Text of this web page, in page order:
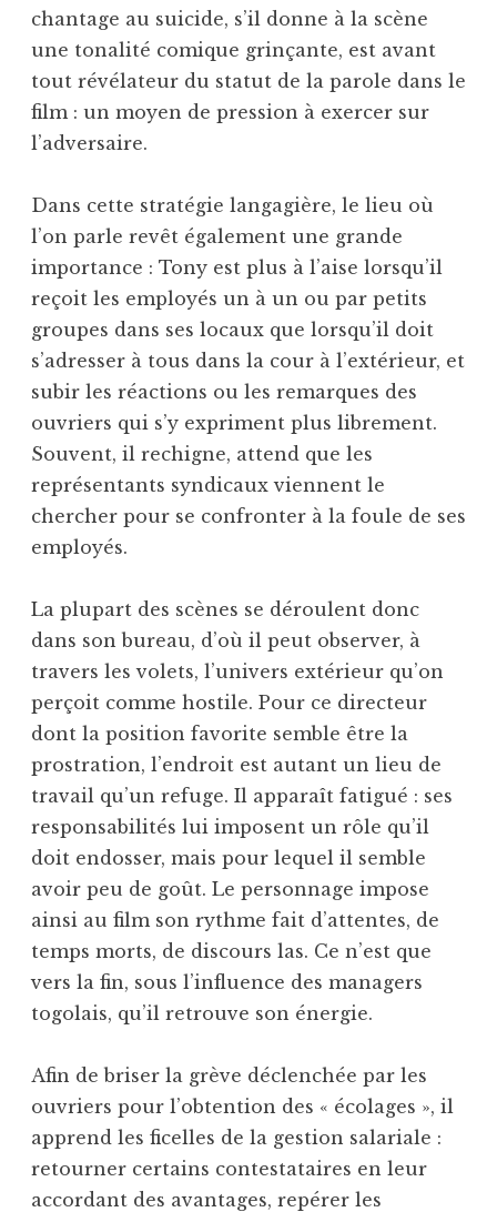
chantage au suicide, s’il donne à la scène
une tonalité comique grinçante, est avant
tout révélateur du statut de la parole dans le
film : un moyen de pression à exercer sur
l’adversaire.
Dans cette stratégie langagière, le lieu où
l’on parle revêt également une grande
importance : Tony est plus à l’aise lorsqu’il
reçoit les employés un à un ou par petits
groupes dans ses locaux que lorsqu’il doit
s’adresser à tous dans la cour à l’extérieur, et
subir les réactions ou les remarques des
ouvriers qui s’y expriment plus librement.
Souvent, il rechigne, attend que les
représentants syndicaux viennent le
chercher pour se confronter à la foule de ses
employés.
La plupart des scènes se déroulent donc
dans son bureau, d’où il peut observer, à
travers les volets, l’univers extérieur qu’on
perçoit comme hostile. Pour ce directeur
dont la position favorite semble être la
prostration, l’endroit est autant un lieu de
travail qu’un refuge. Il apparaît fatigué : ses
responsabilités lui imposent un rôle qu’il
doit endosser, mais pour lequel il semble
avoir peu de goût. Le personnage impose
ainsi au film son rythme fait d’attentes, de
temps morts, de discours las. Ce n’est que
vers la fin, sous l’influence des managers
togolais, qu’il retrouve son énergie.
Afin de briser la grève déclenchée par les
ouvriers pour l’obtention des « écolages », il
apprend les ficelles de la gestion salariale :
retourner certains contestataires en leur
accordant des avantages, repérer les